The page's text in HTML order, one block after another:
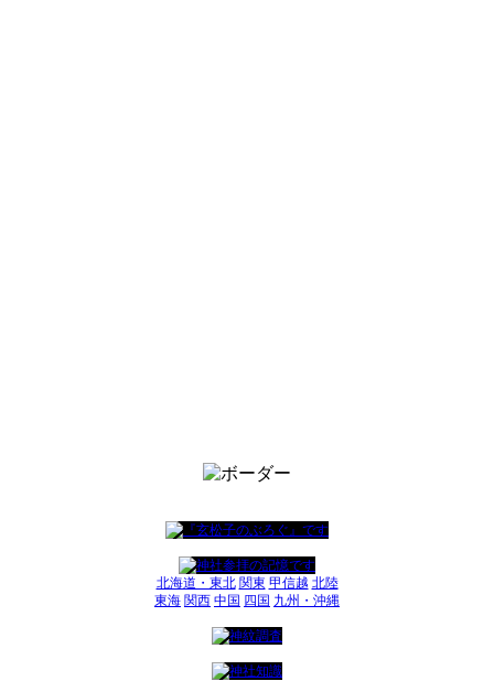
北海道・東北 関東 甲信越 北陸
東海 関西 中国 四国 九州・沖縄